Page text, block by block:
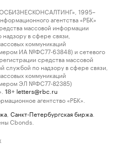
1995–
агентства «РБК»
массовой информации
в сфере связи,
коммуникаций
ИА №ФС77-63848) и сетевого
средства массовой
по надзору в сфере связи,
коммуникаций
ЭЛ №ФС77-82385)
18+ letters@rbc.ru
агентство «РБК».
Санкт-Петербургская биржа
Cbonds.